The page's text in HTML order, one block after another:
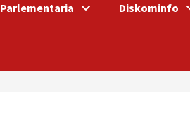
Parlementaria Diskominfo